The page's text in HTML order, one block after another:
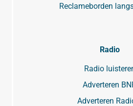
Reclameborden
Radio
Radio
Adverteren
Adverteren